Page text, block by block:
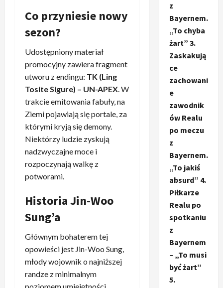
Co przyniesie nowy
sezon?
Udostępniony materiał
promocyjny zawiera fragment
utworu z endingu: TK (Ling
Tosite Sigure) – UN-APEX . W
trakcie emitowania fabuły, na
Ziemi pojawiają się portale, za
którymi kryją się demony.
Niektórzy ludzie zyskują
nadzwyczajne moce i
rozpoczynają walkę z
potworami.
Historia Jin-Woo
Sung’a
Głównym bohaterem tej
opowieści jest Jin-Woo Sung,
młody wojownik o najniższej
randze z minimalnym
z
Bayernem.
„To chyba
żart” 3.
Zaskakują
ce
zachowani
e
zawodnik
ów Realu
po meczu
z
Bayernem.
„To jakiś
absurd” 4.
Piłkarze
Realu po
spotkaniu
z
Bayernem
– „To musi
być żart”
5.